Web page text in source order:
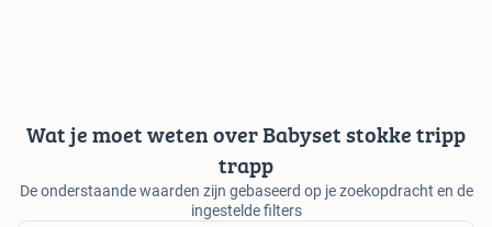
Wat je moet weten over Babyset stokke tripp
trapp
De onderstaande waarden zijn gebaseerd op je zoekopdracht en de
ingestelde filters